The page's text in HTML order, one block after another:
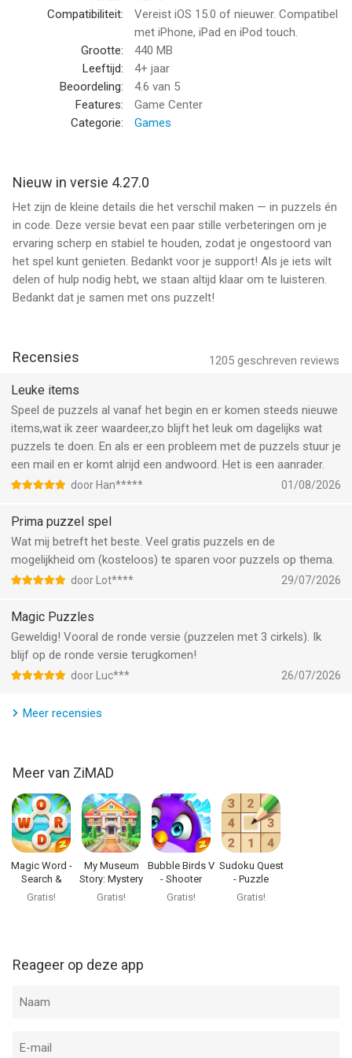
voltooien!
- Draaimodus voor een grotere uitdaging! Verplaats stukken in
- Doe mee aan wekelijkse toernooien en spellen! Strijd tegen je
- Een grote verzameling puzzels met dieren, schilderijen,
landschappen, portretten en collecties van onze partners!
puzzelpakketten die je hebt gedownload op één plek vinden.
Daarnaast kun je heel makkelijk pakketten die je per ongeluk
hebt verwijderd herstellen.
Deel je eigen beste puzzels met vrienden of met de Magic
Jigsaw Puzzles-community op Facebook
https://www.facebook.com/Magic.Puzzles.Community/
services/itunes/dev/stdeula/
--
Magic Jigsaw Puzzles - Puzzel van ZiMAD is een app voor
iPhone, iPad en iPod touch met iOS versie 15.0 of hoger,
geschikt bevonden voor gebruikers met leeftijden vanaf4 jaar.
Informatie voor Magic Jigsaw Puzzles - Puzzelis het laatst
vergeleken op 9 Aug om 01:06.
Compatibiliteit:
Vereist iOS 15.0 of nieuwer. Compatibel
met iPhone, iPad en iPod touch.
Grootte:
440 MB
Leeftijd:
4+ jaar
Beoordeling:
4.6 van 5
Features:
Game Center
Categorie:
Games
Nieuw in versie 4.27.0
Het zijn de kleine details die het verschil maken — in puzzels én
in code. Deze versie bevat een paar stille verbeteringen om je
ervaring scherp en stabiel te houden, zodat je ongestoord van
het spel kunt genieten. Bedankt voor je support! Als je iets wilt
delen of hulp nodig hebt, we staan altijd klaar om te luisteren.
Bedankt dat je samen met ons puzzelt!
1205 geschreven reviews
Recensies
Leuke items
Speel de puzzels al vanaf het begin en er komen steeds nieuwe
items,wat ik zeer waardeer,zo blijft het leuk om dagelijks wat
puzzels te doen. En als er een probleem met de puzzels stuur je
een mail en er komt alrijd een andwoord. Het is een aanrader.
door Han***** 01/08/2026
Prima puzzel spel
Wat mij betreft het beste. Veel gratis puzzels en de
mogelijkheid om (kosteloos) te sparen voor puzzels op thema.
door Lot**** 29/07/2026
Magic Puzzles
Geweldig! Vooral de ronde versie (puzzelen met 3 cirkels). Ik
blijf op de ronde versie terugkomen!
door Luc*** 26/07/2026
Meer recensies
Meer van ZiMAD
Magic Word -
Search &
Connect
Gratis!
My Museum
Story: Mystery
Match
Gratis!
Bubble Birds V
- Shooter
Gratis!
Sudoku Quest
- Puzzle
Games
Gratis!
Reageer op deze app